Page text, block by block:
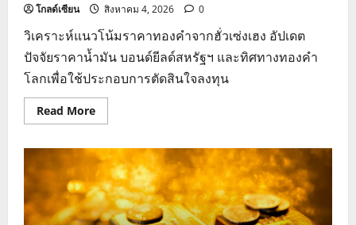
โกลด์เซียน สิงหาคม 4, 2026 0
วิเคราะห์แนวโน้มราคาทองคำจากฮั่วเซ่งเฮง อัปเดต
ปัจจัยราคาน้ำมัน บอนด์ยีลด์สหรัฐฯ และทิศทางทองคำ
โลกเพื่อใช้ประกอบการตัดสินใจลงทุน
Read MoreRead
more
โน้ม
ราคา
ทองคำ
ฮั่ว
เซ่ง
เฮง
วิเคราะห์